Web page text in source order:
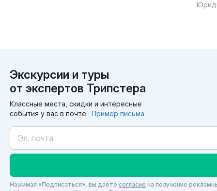
Экскурсии и туры
от экспертов Трипстера
Классные места, скидки и интересные
события у вас в почте · Пример письма
Нажимая «Подписаться», вы даете согласие на получение